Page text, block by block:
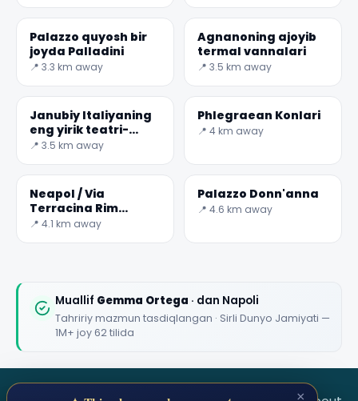
Palazzo quyosh bir
joyda Palladini
📍 3.3 km away
Agnanoning ajoyib
termal vannalari
📍 3.5 km away
Janubiy Italiyaning
eng yirik teatri-
Arena Flegrea
📍 3.5 km away
Phlegraean Konlari
📍 4 km away
Neapol / Via
Terracina Rim
termal majmuasi
📍 4.1 km away
Palazzo Donn'anna
📍 4.6 km away
Muallif Gemma Ortega · dan Napoli
Tahririy mazmun tasdiqlangan · Sirli Dunyo Jamiyati —
1M+ joy 62 tilida
×